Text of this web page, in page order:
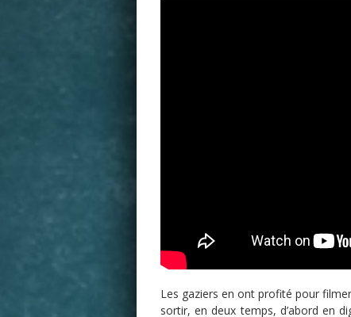
Les gaziers en ont profité pour
sortir, en deux temps, d’abord en